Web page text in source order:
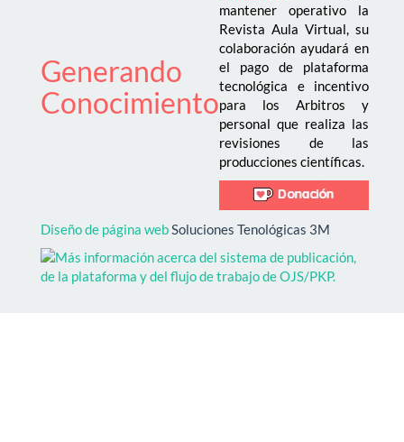
Generando
Conocimiento
mantener operativo la
Revista Aula Virtual, su
colaboración ayudará en
el pago de plataforma
tecnológica e incentivo
para los Arbitros y
personal que realiza las
revisiones de las
producciones científicas.
Diseño de página web Soluciones Tenológicas 3M